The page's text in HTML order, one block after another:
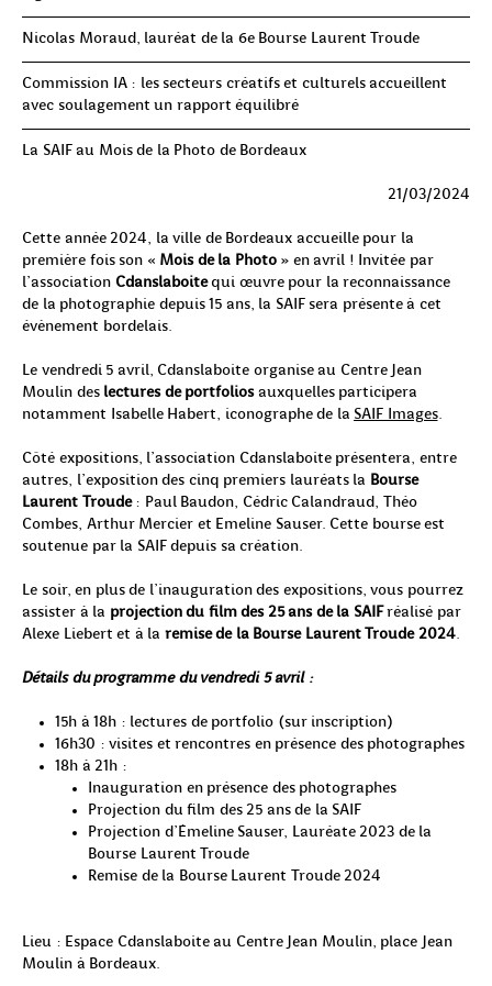
Nicolas Moraud, lauréat de la 6e Bourse Laurent Troude
Commission IA : les secteurs créatifs et culturels accueillent
avec soulagement un rapport équilibré
La SAIF au Mois de la Photo de Bordeaux
21/03/2024
Cette année 2024, la ville de Bordeaux accueille pour la
première fois son « Mois de la Photo» en avril ! Invitée par
l’association Cdanslaboitequi œuvre pour la reconnaissance
de la photographie depuis 15 ans, la SAIF sera présente à cet
évènement bordelais.
Le vendredi 5 avril, Cdanslaboite organise au Centre Jean
Moulin des lectures de portfoliosauxquelles participera
notamment Isabelle Habert, iconographe de la SAIF Images.
Côté expositions, l’association Cdanslaboite présentera, entre
autres, l’exposition des cinq premiers lauréats la Bourse
Laurent Troude: Paul Baudon, Cédric Calandraud, Théo
Combes, Arthur Mercier et Emeline Sauser. Cette bourse est
soutenue par la SAIF depuis sa création.
Le soir, en plus de l’inauguration des expositions, vous pourrez
assister à la projection du film des 25 ans de la SAIFréalisé par
Alexe Liebert et à la remise de la Bourse Laurent Troude 2024.
Détails du programme du vendredi 5 avril :
15h à 18h : lectures de portfolio (sur inscription)
16h30 : visites et rencontres en présence des photographes
18h à 21h :
Inauguration en présence des photographes
Projection du film des 25 ans de la SAIF
Projection d’Émeline Sauser, Lauréate 2023 de la
Bourse Laurent Troude
Remise de la Bourse Laurent Troude 2024
Lieu : Espace Cdanslaboite au Centre Jean Moulin, place Jean
Moulin à Bordeaux.